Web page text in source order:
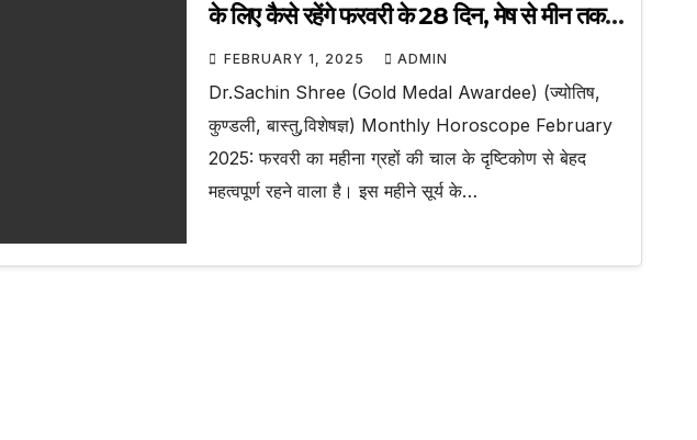
के लिए कैसे रहेंगे फरवरी के 28 दिन, मेष से मीन तक
जानिए पूरे महीने का हाल
FEBRUARY 1, 2025 ADMIN
Dr.Sachin Shree (Gold Medal Awardee) (ज्योतिष,
कुण्डली, बास्तु,विशेषज्ञ) Monthly Horoscope February
2025: फरवरी का महीना ग्रहों की चाल के दृष्टिकोण से बेहद
महत्वपूर्ण रहने वाला है। इस महीने सूर्य के…